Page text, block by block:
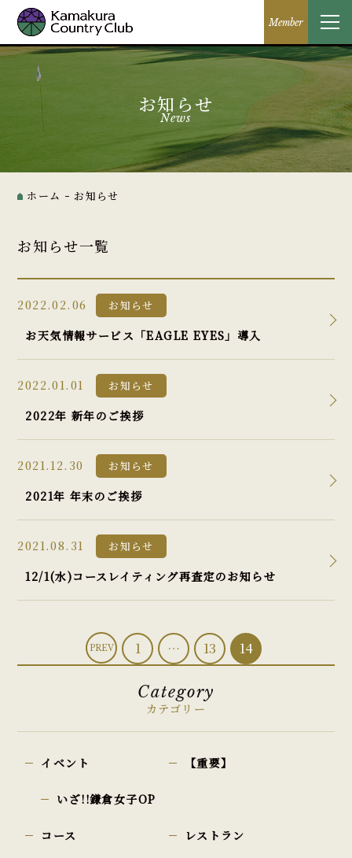
お知らせ
News
ホーム お知らせ
お知らせ一覧
2022.02.06 お知らせ
お天気情報サービス「EAGLE EYES」導入
2022.01.01 お知らせ
2022年 新年のご挨拶
2021.12.30 お知らせ
2021年 年末のご挨拶
2021.08.31 お知らせ
12/1(水)コースレイティング再査定のお知らせ
PREV 1 … 13 14
Category
カテゴリー
イベント
いざ!!鎌倉女子OP
【重要】
コース レストラン
Member